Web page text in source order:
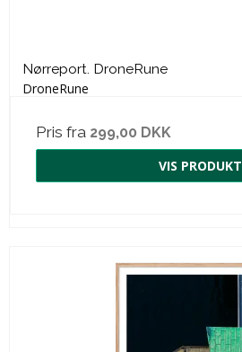
Nørreport. DroneRune
DroneRune
Pris fra 299,00 DKK
VIS PRODUKT